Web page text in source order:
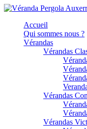
Accueil
Qui sommes nous ?
Vérandas
Vérandas
Vérandas
Vérandas